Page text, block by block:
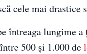
cele mai
întreaga
500 și 1.000 de